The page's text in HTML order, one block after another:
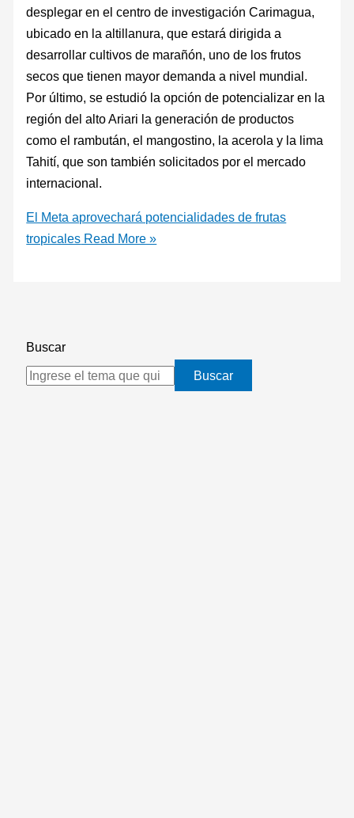
desplegar en el centro de investigación Carimagua,
ubicado en la altillanura, que estará dirigida a
desarrollar cultivos de marañón, uno de los frutos
secos que tienen mayor demanda a nivel mundial.
Por último, se estudió la opción de potencializar en la
región del alto Ariari la generación de productos
como el rambután, el mangostino, la acerola y la lima
Tahití, que son también solicitados por el mercado
internacional.
El Meta aprovechará potencialidades de frutas
tropicales Read More »
Buscar
Buscar